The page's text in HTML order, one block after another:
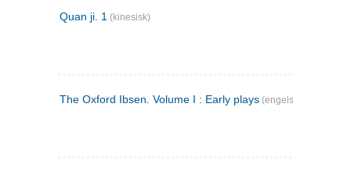
Quan ji. 1 (kinesisk)
The Oxford Ibsen. Volume I : Early plays (engelsk)